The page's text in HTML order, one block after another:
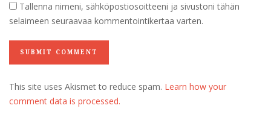
Tallenna nimeni, sähköpostiosoitteeni ja sivustoni tähän
selaimeen seuraavaa kommentointikertaa varten.
This site uses Akismet to reduce spam. Learn how your
comment data is processed.